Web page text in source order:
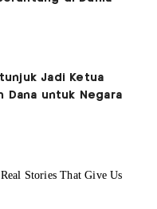
Jadi Ketua
Dana untuk Negara